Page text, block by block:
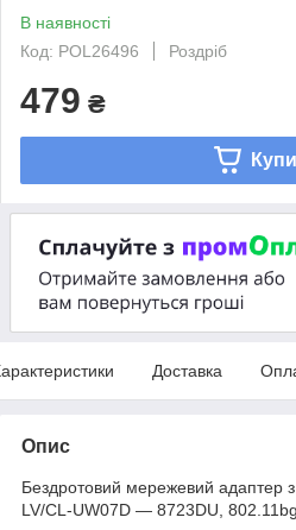
В наявності
Код: POL26496
Роздріб
479 ₴
Доставка
Опис
Бездротовий мережевий адаптер
LV/CL-UW07D — 8723DU,